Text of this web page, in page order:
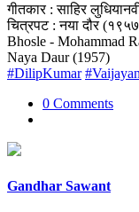
गीतकार : साहिर
चित्रपट : नया दौर
Bhosle - Mohammad
Naya Daur (1957)
#DilipKumar
0 Comments
Gandhar Sawant